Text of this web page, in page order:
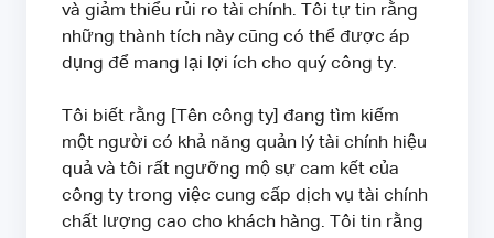
và giảm thiểu rủi ro tài chính. Tôi tự tin rằng
những thành tích này cũng có thể được áp
dụng để mang lại lợi ích cho quý công ty.
Tôi biết rằng [Tên công ty] đang tìm kiếm
một người có khả năng quản lý tài chính hiệu
quả và tôi rất ngưỡng mộ sự cam kết của
công ty trong việc cung cấp dịch vụ tài chính
chất lượng cao cho khách hàng. Tôi tin rằng